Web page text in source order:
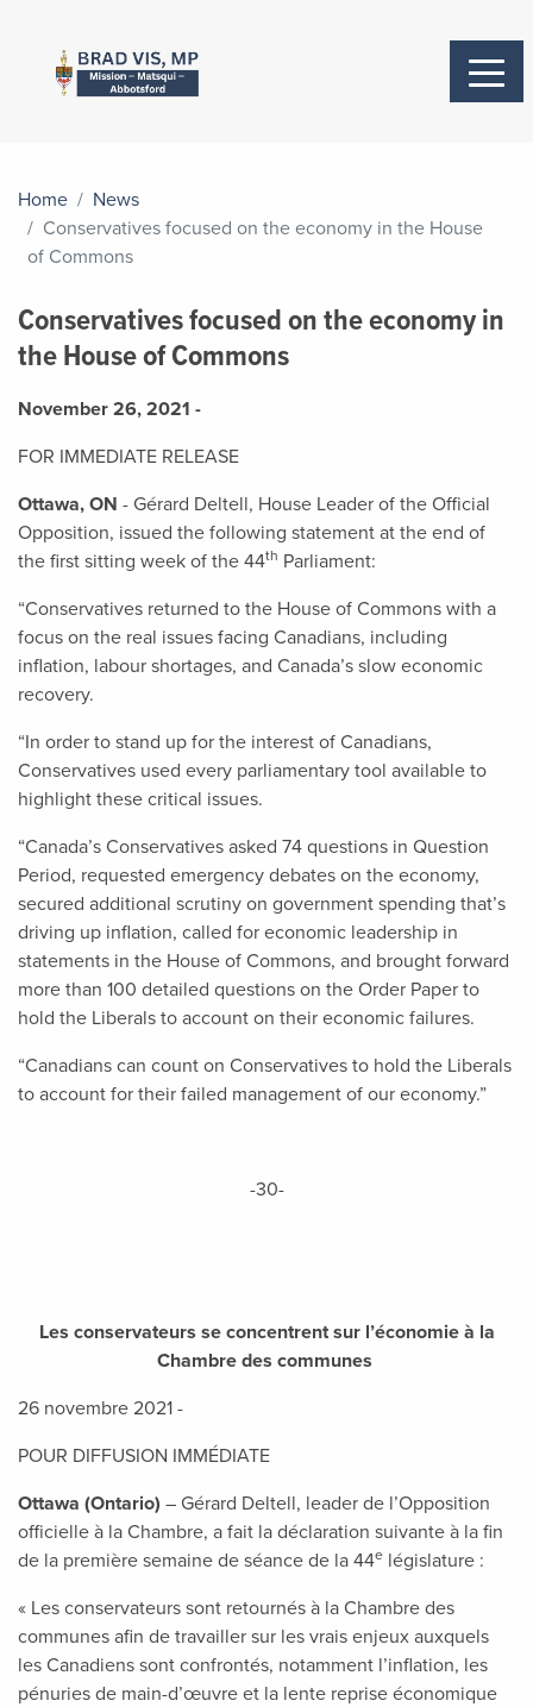
Home
News
Conservatives focused on the economy in the House
of Commons
Conservatives focused on the economy in
the House of Commons
November 26, 2021 -
FOR IMMEDIATE RELEASE
Ottawa, ON - Gérard Deltell, House Leader of the Official
Opposition, issued the following statement at the end of
the first sitting week of the 44th Parliament:
“Conservatives returned to the House of Commons with a
focus on the real issues facing Canadians, including
inflation, labour shortages, and Canada’s slow economic
recovery.
“In order to stand up for the interest of Canadians,
Conservatives used every parliamentary tool available to
highlight these critical issues.
“Canada’s Conservatives asked 74 questions in Question
Period, requested emergency debates on the economy,
secured additional scrutiny on government spending that’s
driving up inflation, called for economic leadership in
statements in the House of Commons, and brought forward
more than 100 detailed questions on the Order Paper to
hold the Liberals to account on their economic failures.
“Canadians can count on Conservatives to hold the Liberals
to account for their failed management of our economy.”
-30-
Les conservateurs se concentrent sur l’économie à la
Chambre des communes
26 novembre 2021 -
POUR DIFFUSION IMMÉDIATE
Ottawa (Ontario) – Gérard Deltell, leader de l’Opposition
officielle à la Chambre, a fait la déclaration suivante à la fin
de la première semaine de séance de la 44e législature :
« Les conservateurs sont retournés à la Chambre des
communes afin de travailler sur les vrais enjeux auxquels
les Canadiens sont confrontés, notamment l’inflation, les
pénuries de main-d’œuvre et la lente reprise économique